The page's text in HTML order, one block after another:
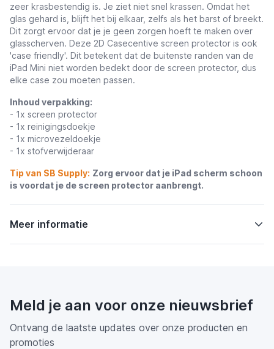
zeer krasbestendig is. Je ziet niet snel krassen. Omdat het
glas gehard is, blijft het bij elkaar, zelfs als het barst of breekt.
Dit zorgt ervoor dat je je geen zorgen hoeft te maken over
glasscherven. Deze 2D Casecentive screen protector is ook
'case friendly'. Dit betekent dat de buitenste randen van de
iPad Mini niet worden bedekt door de screen protector, dus
elke case zou moeten passen.
Inhoud verpakking:
- 1x screen protector
- 1x reinigingsdoekje
- 1x microvezeldoekje
- 1x stofverwijderaar
Tip van SB Supply: Zorg ervoor dat je iPad scherm schoon
is voordat je de screen protector aanbrengt.
Meer informatie
Meld je aan voor onze nieuwsbrief
Ontvang de laatste updates over onze producten en
promoties